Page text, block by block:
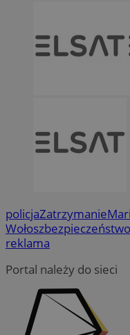
policjaZatrzymanie
Wołoszbezpieczeństwo
reklama
Portal należy do sieci